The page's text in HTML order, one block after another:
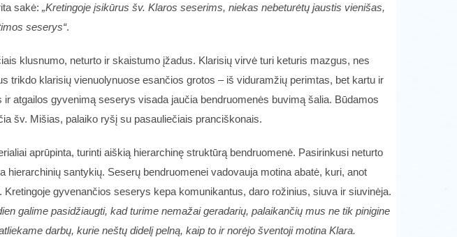
sakė: „Kretingoje įsikūrus šv. Klaros seserims, niekas nebeturėtų jaustis vienišas,
seserys“.
klusnumo, neturto ir skaistumo įžadus. Klarisių virvė turi keturis mazgus, nes
klarisių vienuolynuose esančios grotos – iš viduramžių perimtas, bet kartu ir
atgailos gyvenimą seserys visada jaučia bendruomenės buvimą šalia. Būdamos
šv. Mišias, palaiko ryšį su pasauliečiais pranciškonais.
aprūpinta, turinti aiškią hierarchinę struktūrą bendruomenė. Pasirinkusi neturto
santykių. Seserų bendruomenei vadovauja motina abatė, kuri, anot
gyvenančios seserys kepa komunikantus, daro rožinius, siuva ir siuvinėja.
galime pasidžiaugti, kad turime nemažai geradarių, palaikančių mus ne tik pinigine
darbų, kurie neštų didelį pelną, kaip to ir norėjo šventoji motina Klara.